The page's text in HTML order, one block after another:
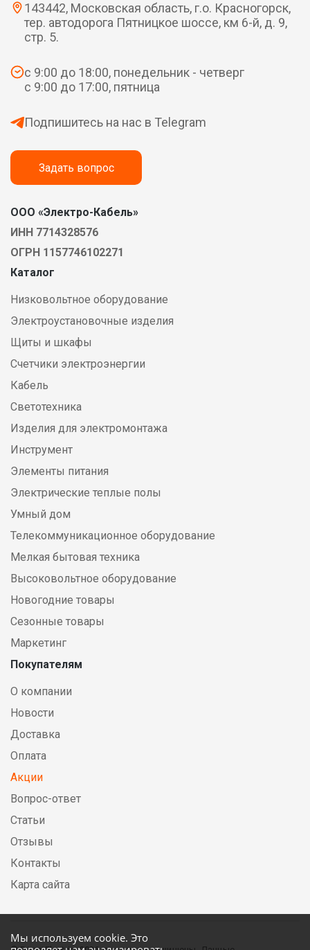
Мы используем cookie. Это
143442, Московская область, г.о. Красногорск,
тер. автодорога Пятницкое шоссе, км 6-й, д. 9,
стр. 5.
с 9:00 до 18:00, понедельник - четверг
с 9:00 до 17:00, пятница
Подпишитесь на нас в Telegram
Задать вопрос
ООО «Электро-Кабель»
ИНН 7714328576
ОГРН 1157746102271
Каталог
Низковольтное оборудование
Электроустановочные изделия
Щиты и шкафы
Счетчики электроэнергии
Кабель
Светотехника
Изделия для электромонтажа
Инструмент
Элементы питания
Электрические теплые полы
Умный дом
Телекоммуникационное оборудование
Мелкая бытовая техника
Высоковольтное оборудование
Новогодние товары
Сезонные товары
Маркетинг
Покупателям
О компании
Новости
Доставка
Оплата
Акции
Вопрос-ответ
Статьи
Отзывы
Контакты
Карта сайта